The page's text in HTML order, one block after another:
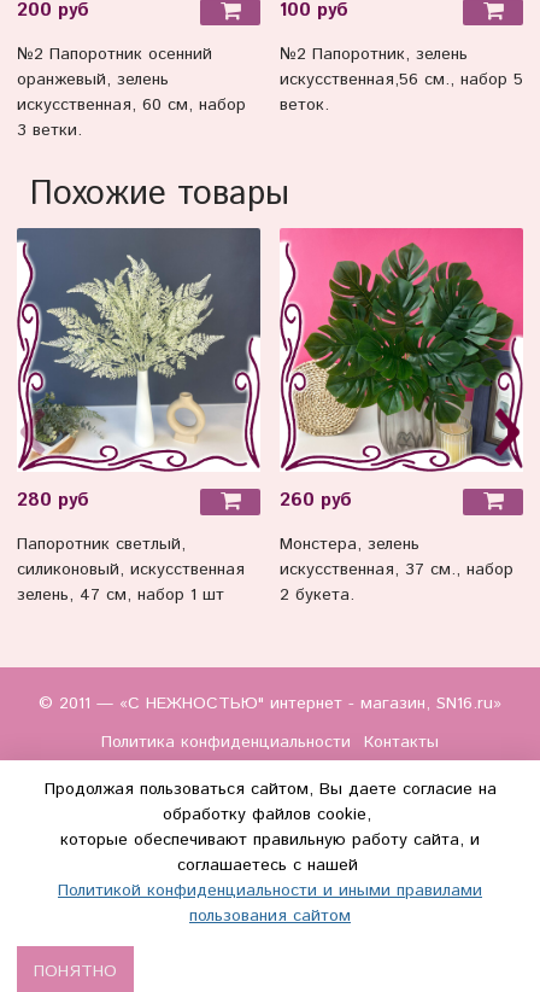
200 руб
№2 Папоротник осенний
оранжевый, зелень
искусственная, 60 см, набор
3 ветки.
100 руб
№2 Папоротник, зелень
искусственная,56 см., набор 5
веток.
Похожие товары
280 руб
Папоротник светлый,
силиконовый, искусственная
зелень, 47 см, набор 1 шт
260 руб
Монстера, зелень
искусственная, 37 см., набор
2 букета.
© 2011 — «С НЕЖНОСТЬЮ" интернет - магазин, SN16.ru»
Политика конфиденциальности
Контакты
(WhatsApp и Макс) +7 (917) 895-85-60
Продолжая пользоваться сайтом, Вы даете согласие на
обработку файлов cookie,
которые обеспечивают правильную работу сайта, и
соглашаетесь с нашей
Политикой конфиденциальности и иными правилами
пользования сайтом
ПОНЯТНО